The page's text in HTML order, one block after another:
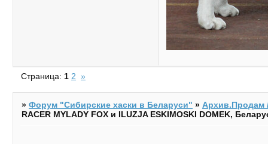
Страница: 1 2 »
»Форум "Cибирские хаски в Беларуси" »Архив.Продам
RACER MYLADY FOX и ILUZJA ESKIMOSKI DOMEK,